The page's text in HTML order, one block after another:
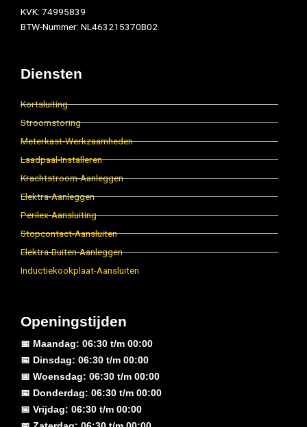
KVK: 74995839
BTW-Nummer: NL463215370B02
Diensten
Kortsluiting
Stroomstoring
Meterkast-Werkzaamheden
Laadpaal-Installeren
Krachtstroom-Aanleggen
Elektra-Aanleggen
Perilex-Aansluiting
Stopcontact-Aansluiten
Elektra-Buiten-Aanleggen
Inductiekookplaat-Aansluiten
Openingstijden
📅 Maandag: 06:30 t/m 00:00
📅 Dinsdag: 06:30 t/m 00:00
📅 Woensdag: 06:30 t/m 00:00
📅 Donderdag: 06:30 t/m 00:00
📅 Vrijdag: 06:30 t/m 00:00